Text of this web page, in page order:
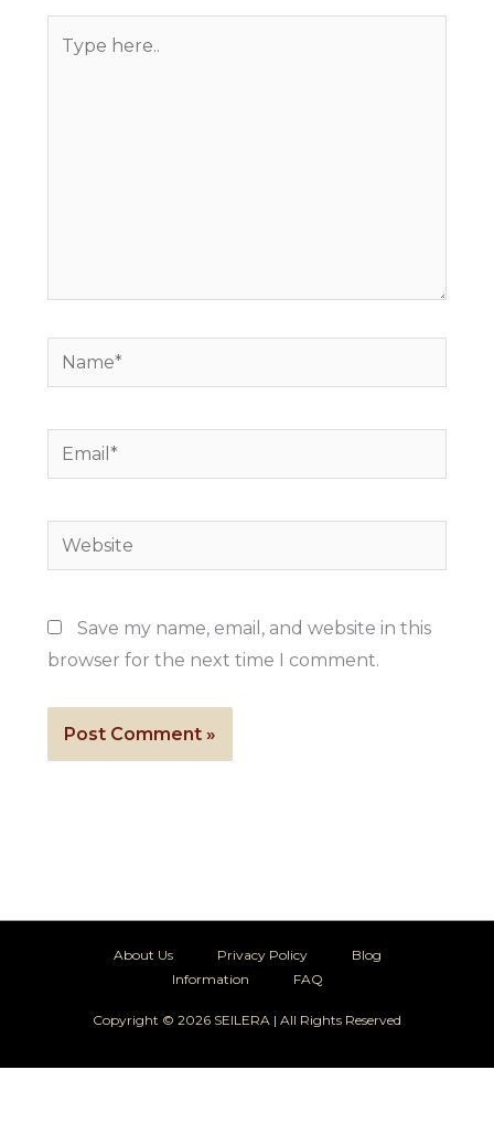
here..
Name*
Email*
Website
Save my name, email, and website in this
browser for the next time I comment.
About Us Privacy Policy
Blog
Information
FAQ
Copyright © 2026 SEILERA | All Rights Reserved